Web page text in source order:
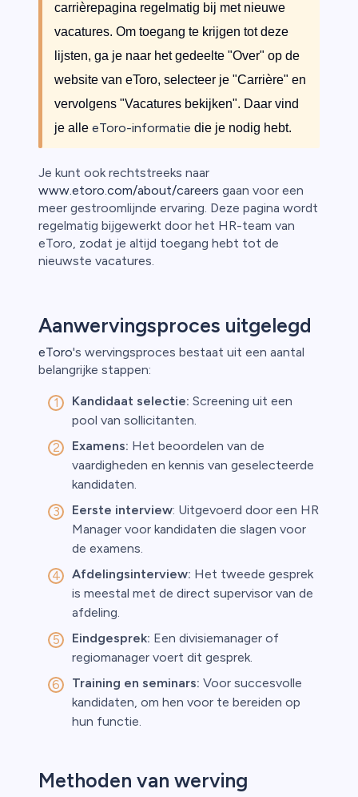
carrièrepagina regelmatig bij met nieuwe
vacatures. Om toegang te krijgen tot deze
lijsten, ga je naar het gedeelte "Over" op de
website van eToro, selecteer je "Carrière" en
vervolgens "Vacatures bekijken". Daar vind
je alle eToro-informatie die je nodig hebt.
Je kunt ook rechtstreeks naar
www.etoro.com/about/careers gaan voor een
meer gestroomlijnde ervaring. Deze pagina wordt
regelmatig bijgewerkt door het HR-team van
eToro, zodat je altijd toegang hebt tot de
nieuwste vacatures.
Aanwervingsproces uitgelegd
eToro's wervingsproces bestaat uit een aantal
belangrijke stappen:
Kandidaat selectie: Screening uit een
pool van sollicitanten.
Examens: Het beoordelen van de
vaardigheden en kennis van geselecteerde
kandidaten.
Eerste interview: Uitgevoerd door een HR
Manager voor kandidaten die slagen voor
de examens.
Afdelingsinterview: Het tweede gesprek
is meestal met de direct supervisor van de
afdeling.
Eindgesprek: Een divisiemanager of
regiomanager voert dit gesprek.
Training en seminars: Voor succesvolle
kandidaten, om hen voor te bereiden op
hun functie.
Methoden van werving